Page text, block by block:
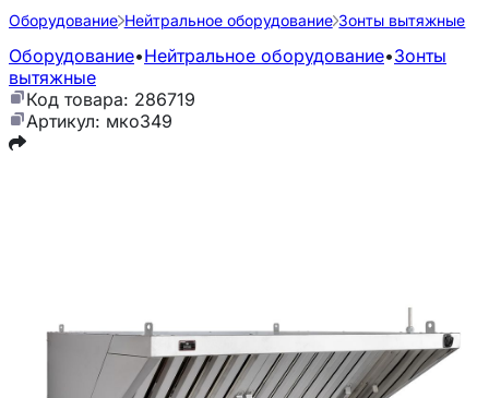
Оборудование Нейтральное оборудование Зонты вытяжные
Оборудование•Нейтральное оборудование•Зонты
вытяжные
Код товара: 286719
Артикул: мко349